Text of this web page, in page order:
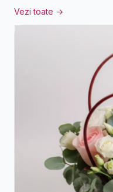
Vezi toate →